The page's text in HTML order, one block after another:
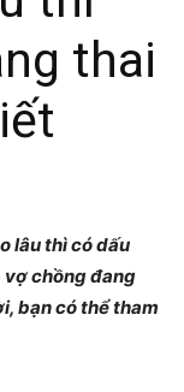
thai
lâu thì có dấu
vợ chồng đang
bạn có thể tham